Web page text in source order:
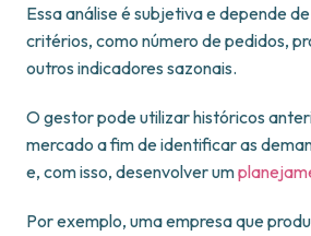
Essa análise é subjetiva e depende
critérios, como número de pedidos,
outros indicadores sazonais.
O gestor pode utilizar históricos
mercado a fim de identificar as
e, com isso, desenvolver um
Por exemplo, uma empresa que